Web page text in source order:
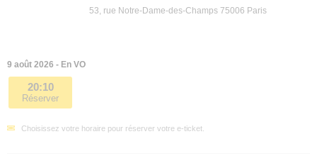
53, rue Notre-Dame-des-Champs 75006 Paris
9 août 2026 - En VO
20:10
Réserver
Choisissez votre horaire pour réserver votre e-ticket.